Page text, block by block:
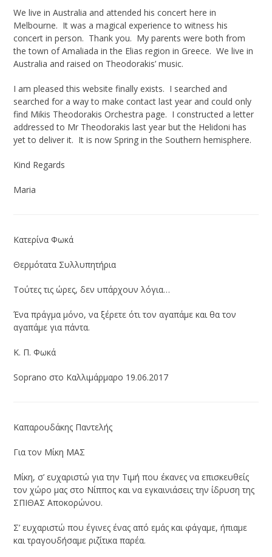
We live in Australia and attended his concert here in
Melbourne. It was a magical experience to witness his
concert in person. Thank you. My parents were both from
the town of Amaliada in the Elias region in Greece. We live in
Australia and raised on Theodorakis’ music.
I am pleased this website finally exists. I searched and
searched for a way to make contact last year and could only
find Mikis Theodorakis Orchestra page. I constructed a letter
addressed to Mr Theodorakis last year but the Helidoni has
yet to deliver it. It is now Spring in the Southern hemisphere.
Kind Regards
Maria
Κατερίνα Φωκά
Θερμότατα Συλλυπητήρια
Τούτες τις ώρες, δεν υπάρχουν λόγια…
Ένα πράγμα μόνο, να ξέρετε ότι τον αγαπάμε και θα τον
αγαπάμε για πάντα.
Κ. Π. Φωκά
Soprano στο Καλλιμάρμαρο 19.06.2017
Καπαρουδάκης Παντελής
Για τον Μίκη ΜΑΣ
Μίκη, σ’ ευχαριστώ για την Τιμή που έκανες να επισκευθείς
τον χώρο μας στο Νίππος και να εγκαινιάσεις την ίδρυση της
ΣΠΙΘΑΣ Αποκορώνου.
Σ’ ευχαριστώ που έγινες ένας από εμάς και φάγαμε, ήπιαμε
και τραγουδήσαμε ριζίτικα παρέα.